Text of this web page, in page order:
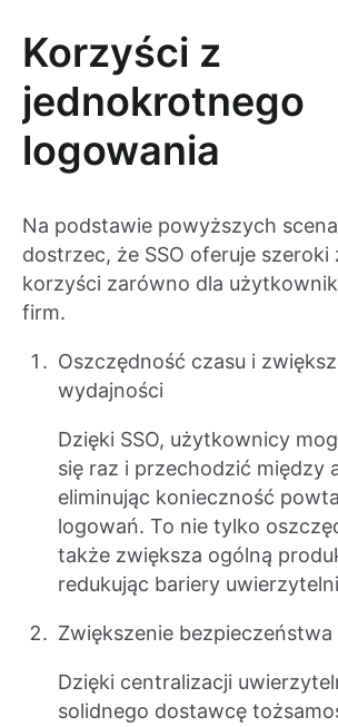
Korzyści z
jednokrotnego
logowania
Na podstawie powyższych
dostrzec, że SSO oferuje szeroki
korzyści zarówno dla
firm.
Oszczędność czasu i
wydajności
Dzięki SSO, użytkownicy
się raz i przechodzić między
eliminując konieczność
logowań. To nie tylko
także zwiększa ogólną
redukując bariery
Zwiększenie bezpieczeństwa
Dzięki centralizacji
solidnego dostawcę